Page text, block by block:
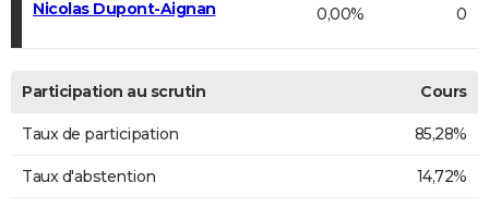
Nicolas Dupont-Aignan 0,00% 0
Participation au scrutin Cours
Taux de participation 85,28%
Taux d'abstention 14,72%